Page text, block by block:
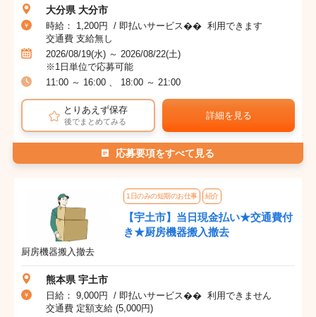
大分県 大分市
時給： 1,200円 / 即払いサービス�� 利用できます
交通費 支給無し
2026/08/19(水) ～ 2026/08/22(土)
※1日単位で応募可能
11:00 ～ 16:00 、 18:00 ～ 21:00
とりあえず保存
後でまとめてみる
詳細を見る
応募要項をすべて見る
1日のみの短期のお仕事 紹介
【宇土市】当日現金払い★交通費付
き★厨房機器搬入撤去
厨房機器搬入撤去
熊本県 宇土市
日給： 9,000円 / 即払いサービス�� 利用できません
交通費 定額支給 (5,000円)